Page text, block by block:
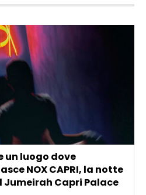
un luogo dove
NOX CAPRI, la notte
Capri Palace